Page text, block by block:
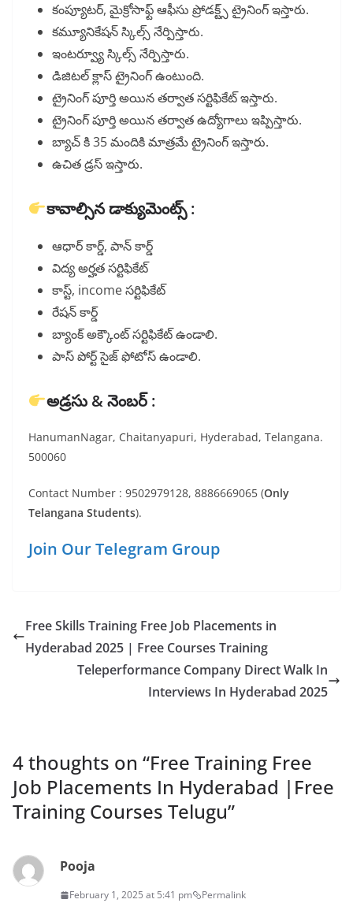
కంప్యూటర్, మైక్రోసాఫ్ట్ ఆఫీసు ప్రోడక్ట్స్ ట్రైనింగ్ ఇస్తారు.
కమ్యూనికేషన్ స్కిల్స్ నేర్పిస్తారు.
ఇంటర్వ్యూ స్కిల్స్ నేర్పిస్తారు.
డిజిటల్ క్లాస్ ట్రైనింగ్ ఉంటుంది.
ట్రైనింగ్ పూర్తి అయిన తర్వాత సర్టిఫికేట్ ఇస్తారు.
ట్రైనింగ్ పూర్తి అయిన తర్వాత ఉద్యోగాలు ఇప్పిస్తారు.
బ్యాచ్ కి 35 మందికి మాత్రమే ట్రైనింగ్ ఇస్తారు.
ఉచిత డ్రస్ ఇస్తారు.
కావాల్సిన డాక్యుమెంట్స్ :
ఆధార్ కార్డ్, పాన్ కార్డ్
విద్య అర్హత సర్టిఫికేట్
కాస్ట్, income సర్టిఫికేట్
రేషన్ కార్డ్
బ్యాంక్ అక్కౌంట్ సర్టిఫికేట్ ఉండాలి.
పాస్ పోర్ట్ సైజ్ ఫోటోస్ ఉండాలి.
అడ్రసు & నెంబర్ :
HanumanNagar, Chaitanyapuri, Hyderabad, Telangana.
500060
Contact Number : 9502979128, 8886669065 (Only
Telangana Students).
Join Our Telegram Group
Free Skills Training Free Job Placements in
Hyderabad 2025 | Free Courses Training
Teleperformance Company Direct Walk In
Interviews In Hyderabad 2025
4 thoughts on “Free Training Free
Job Placements In Hyderabad |Free
Training Courses Telugu”
Pooja
February 1, 2025 at 5:41 pm Permalink